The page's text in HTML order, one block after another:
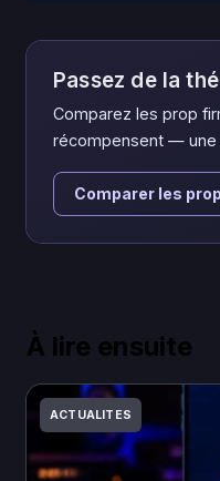
Passez de la
Comparez les prop
récompensent — une
Comparer les
À lire ensuite
ACTUALITES